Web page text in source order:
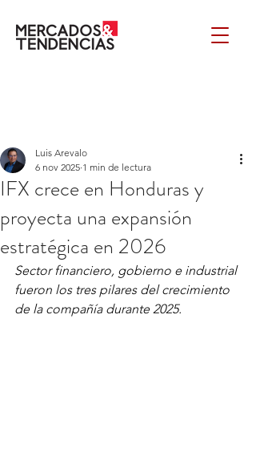
IFX crece en Honduras y
proyecta una expansión
estratégica en 2026
Luis Arevalo
6 nov 2025 1 min de lectura
Sector financiero, gobierno e industrial
fueron los tres pilares del crecimiento
de la compañía durante 2025.